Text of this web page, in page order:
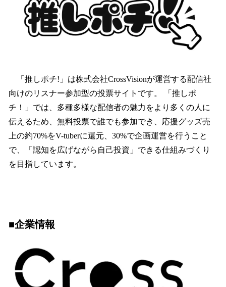
「推しポチ!」は株式会社CrossVisionが運営する配信社
向けのリスナー参加型の投票サイトです。 「推しポ
チ！」では、多種多様な配信者の魅力をより多くの人に
伝えるため、無料投票で誰でも参加でき、応援グッズ売
上の約70%をV-tuberに還元、30%で企画運営を行うこと
で、「認知を広げながら自己投資」できる仕組みづくり
を目指しています。
■企業情報